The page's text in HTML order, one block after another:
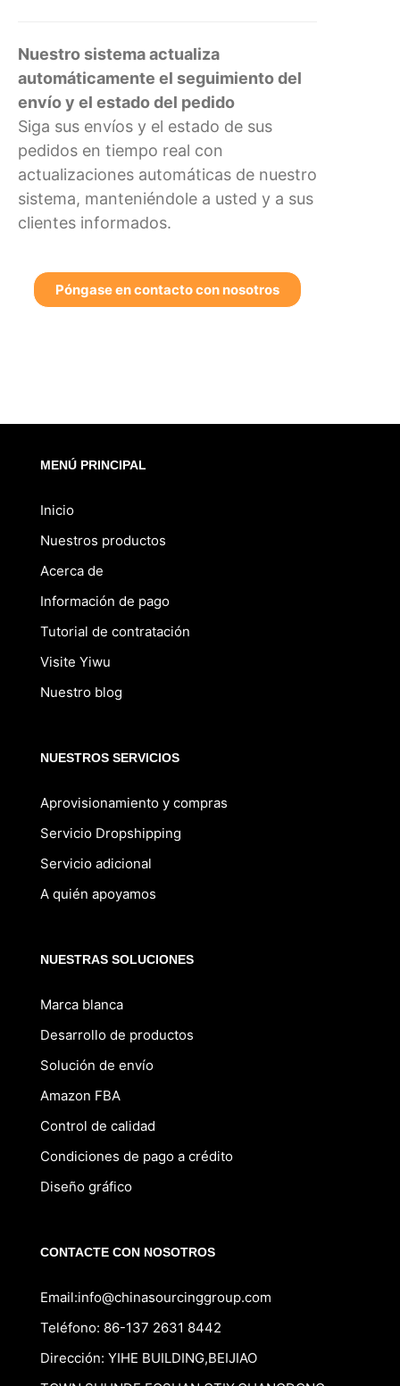
Nuestro sistema actualiza
automáticamente el seguimiento del
envío y el estado del pedido
Siga sus envíos y el estado de sus
pedidos en tiempo real con
actualizaciones automáticas de nuestro
sistema, manteniéndole a usted y a sus
clientes informados.
Póngase en contacto con nosotros
MENÚ PRINCIPAL
Inicio
Nuestros productos
Acerca de
Información de pago
Tutorial de contratación
Visite Yiwu
Nuestro blog
NUESTROS SERVICIOS
Aprovisionamiento y compras
Servicio Dropshipping
Servicio adicional
A quién apoyamos
NUESTRAS SOLUCIONES
Marca blanca
Desarrollo de productos
Solución de envío
Amazon FBA
Control de calidad
Condiciones de pago a crédito
Diseño gráfico
CONTACTE CON NOSOTROS
Email:info@chinasourcinggroup.com
Teléfono: 86-137 2631 8442
Dirección: YIHE BUILDING,BEIJIAO